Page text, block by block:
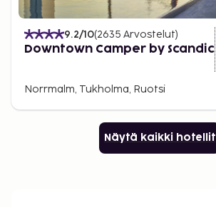
9.2/10(2635 Arvostelut)
Downtown Camper by Scandic
Norrmalm, Tukholma, Ruotsi
Näytä kaikki hotellit